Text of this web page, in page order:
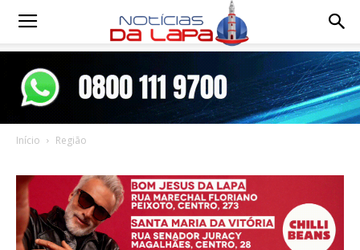
Notícias
Início Região